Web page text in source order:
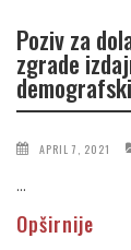
Poziv za
zgrade
APRIL 7, 2021
...
Opširnije